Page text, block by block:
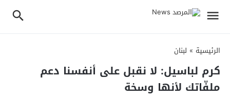
الرئيسية » لبنان
كرم لباسيل: لا نقبل على أنفسنا دعم
ملفّاتك لأنها وسخة